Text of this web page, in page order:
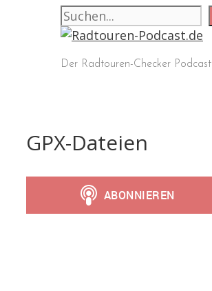
Suchen
Der Radtouren-Checker Podcast
GPX-Dateien